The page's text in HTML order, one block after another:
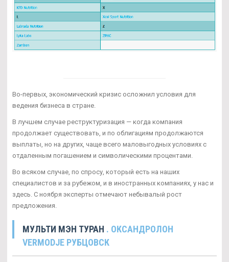
Во-первых, экономический кризис осложнил условия для
ведения бизнеса в стране.
В лучшем случае реструктуризация — когда компания
продолжает существовать, и по облигациям продолжаются
выплаты, но на других, чаще всего маловыгодных условиях с
отдаленным погашением и символическими процентами.
Во всяком случае, по спросу, который есть на наших
специалистов и за рубежом, и в иностранных компаниях, у нас и
здесь. С ноября эксперты отмечают небывалый рост
предложения.
МУЛЬТИ МЭН ТУРАН . ОКСАНДРОЛОН
VERMODJE РУБЦОВСК